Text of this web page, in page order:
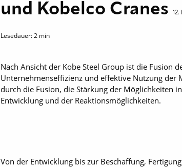
und Kobelco Cranes
12.
Lesedauer:2 min
Nach Ansicht der Kobe Steel Group ist die Fusion
Unternehmenseffizienz und ­effektive ­Nutzung der
durch die Fusion, die Stärkung der Möglichkeiten
Entwicklung und der Reaktionsmöglichkeiten.
Von der Entwicklung bis zur Beschaffung,